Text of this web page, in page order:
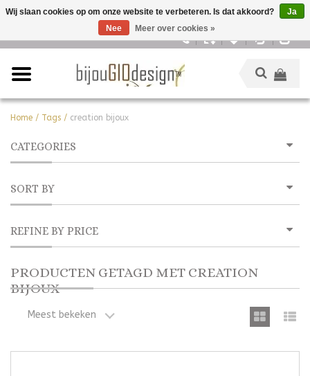
Home / Tags / creation bijoux
CATEGORIES
SORT BY
REFINE BY PRICE
PRODUCTEN GETAGD MET CREATION
BIJOUX
Meest bekeken
Wij slaan cookies op om onze website te verbeteren. Is dat akkoord?
Ja
Nee
Meer over cookies »